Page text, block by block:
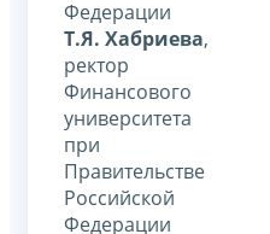
Федерации
Т.Я. Хабриева,
ректор
Финансового
университета
при
Правительстве
Российской
Федерации